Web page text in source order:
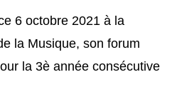
6 octobre 2021 à la
la Musique, son forum
la 3è année consécutive